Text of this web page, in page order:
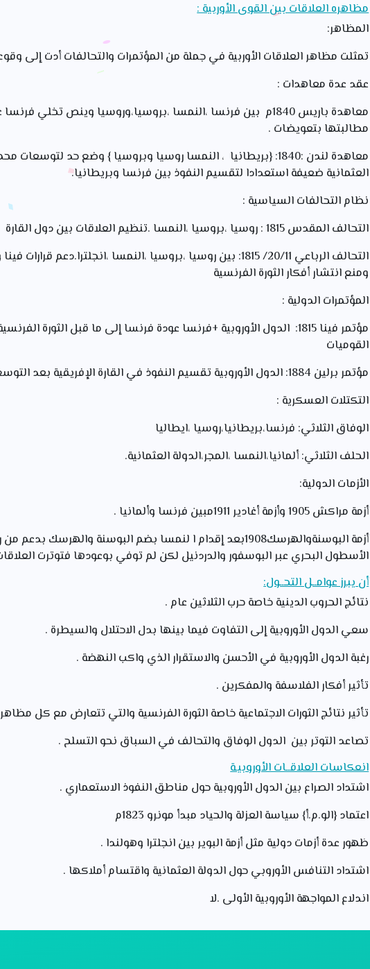
مظاهره العلاقات بين القوى الأوربية :
المظاهر:
تمثلت مظاهر العلاقات الأوربية في جملة من المؤتمرات والتحالفات أدت إلى
عقد عدة معاهدات :
معاهدة باريس 1840م بين فرنسا ،النمسا ،بروسيا،وروسيا وينص
مطالبتها بتعويضات .
معاهدة لندن :1840: {بريطانيا ، النمسا روسيا وبروسيا } وضع حد
العثمانية ضعيفة استعدادا لتقسيم النفوذ بين فرنسا وبريطانيا.
نظام التحالفات السياسية :
التحالف المقدس 1815 : روسيا ،بروسيا ،النمسا .تنظيم العلاقات بين دول القارة
التحالف الرباعي 20/11/ 1815: بين روسيا ،بروسيا ،النمسا
ومنع انتشار أفكار الثورة الفرنسية
المؤتمرات الدولية :
مؤتمر فينا 1815: الدول الأوروبية +فرنسا عودة فرنسا إلى ما قبل الثورة
القوميات
مؤتمر برلين 1884: الدول الأوروبية تقسيم النفوذ في القارة الإفريقية بعد التوسع.
التكتلات العسكرية :
الوفاق الثلاثي: فرنسا،بريطانيا،روسيا ،ايطاليا
الحلف الثلاثي: ألمانيا،النمسا ،المجر،الدولة العثمانية.
الأزمات الدولية:
أزمة مراكش 1905 وأزمة أغادير 1911مبين فرنسا وألمانيا .
أزمة البوسنةوالهرسك1908بعد إقدام ا لنمسا بضم البوسنة
الأسطول البحري عبر البوسفور والدردنيل لكن لم توفي بوعودها فتوترت
أن يبرز عوامــل التحــول:
نتائج الحروب الدينية خاصة حرب الثلاثين عام .
سعي الدول الأوروبية إلى التفاوت فيما بينها بدل الاحتلال والسيطرة .
رغبة الدول الأوروبية في الأحسن والاستقرار الذي واكب النهضة .
تأثير أفكار الفلاسفة والمفكرين .
تأثير نتائج الثورات الاجتماعية خاصة الثورة الفرنسية والتي تتعارض مع كل
تصاعد التوتر بين الدول الوفاق والتحالف في السباق نحو التسلح .
انعكاسات العلاقــات الأوروبيـة
اشتداد الصراع بين الدول الأوروبية حول مناطق النفوذ الاستعماري .
اعتماد {الو.م.أ} سياسة العزلة والحياد مبدأ مونرو 1823م
ظهور عدة أزمات دولية مثل أزمة البوير بين انجلترا وهولندا .
اشتداد التنافس الأوروبي حول الدولة العثمانية واقتسام أملاكها .
اندلاع المواجهة الأوروبية الأولى .لا